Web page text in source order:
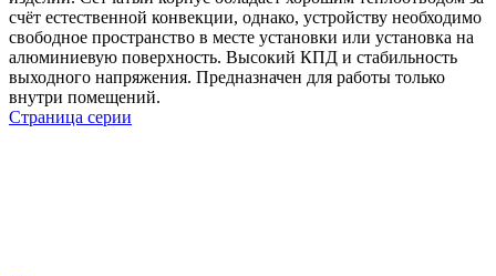
счёт естественной конвекции, однако, устройству необходимо
свободное пространство в месте установки или установка на
алюминиевую поверхность. Высокий КПД и стабильность
выходного напряжения. Предназначен для работы только
внутри помещений.
Страница серии